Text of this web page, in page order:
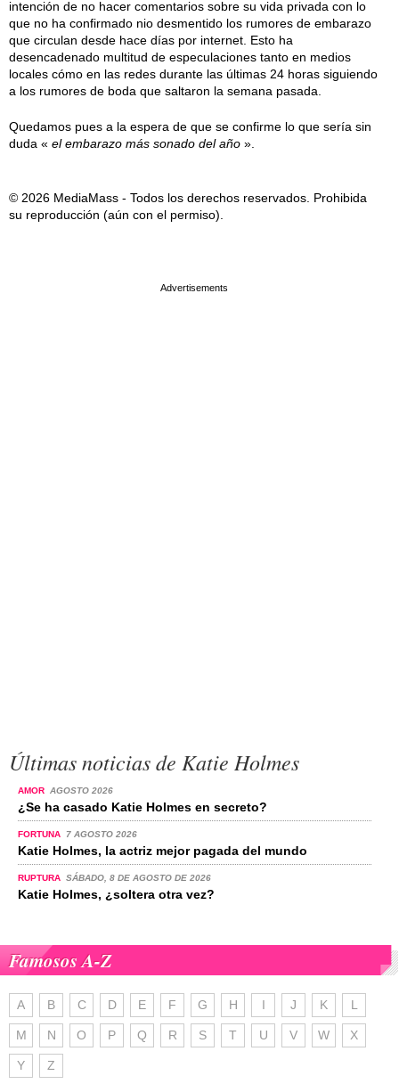
intención de no hacer comentarios sobre su vida privada con lo
que no ha confirmado nio desmentido los rumores de embarazo
que circulan desde hace días por internet. Esto ha
desencadenado multitud de especulaciones tanto en medios
locales cómo en las redes durante las últimas 24 horas siguiendo
a los rumores de boda que saltaron la semana pasada.
Quedamos pues a la espera de que se confirme lo que sería sin
duda « el embarazo más sonado del año ».
© 2026 MediaMass - Todos los derechos reservados. Prohibida
su reproducción (aún con el permiso).
Últimas noticias de Katie Holmes
AMOR AGOSTO 2026
¿Se ha casado Katie Holmes en secreto?
FORTUNA 7 AGOSTO 2026
Katie Holmes, la actriz mejor pagada del mundo
RUPTURA SÁBADO, 8 DE AGOSTO DE 2026
Katie Holmes, ¿soltera otra vez?
Famosos A-Z
A B C D E F G H I J K L
M N O P Q R S T U V W X
Y Z